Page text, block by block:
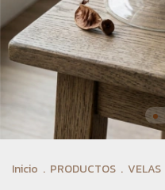
Inicio . PRODUCTOS . VELAS